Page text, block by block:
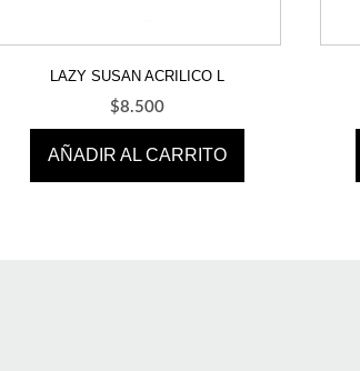
LAZY SUSAN ACRILICO L
$8.500
AÑADIR AL CARRITO